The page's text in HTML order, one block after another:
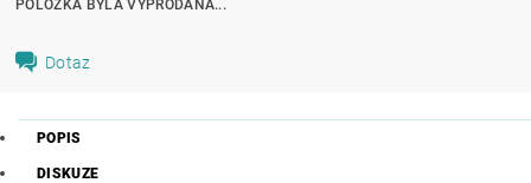
POLOŽKA BYLA VYPRODÁNA...
Dotaz
POPIS
DISKUZE